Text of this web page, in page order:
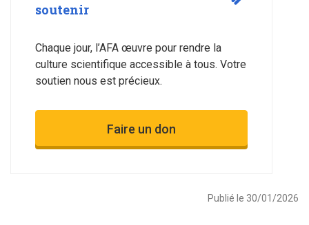
soutenir
Chaque jour, l’AFA œuvre pour rendre la
culture scientifique accessible à tous. Votre
soutien nous est précieux.
Faire un don
Publié le 30/01/2026